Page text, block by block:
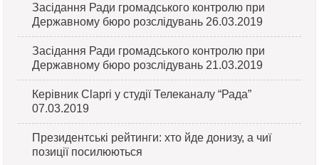
Засідання Ради громадського контролю при
Державному бюро розслідувань 26.03.2019
Засідання Ради громадського контролю при
Державному бюро розслідувань 21.03.2019
Керівник Clapri у студії Телеканалу “Рада”
07.03.2019
Президентські рейтинги: хто йде донизу, а чиї
позиції посилюються